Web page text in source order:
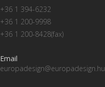
+36 1 394-6232
+36 1 200-9998
+36 1 200-8428(fax)
Email
europadesign@europadesign.hu